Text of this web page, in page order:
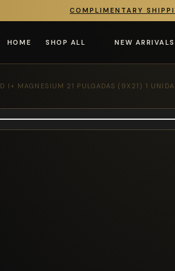
COMPLIMENTARY
HOME SHOP ALL NEW ARRIVALS
I+ MAGNESIUM 21 PULGADAS (9X21) 1